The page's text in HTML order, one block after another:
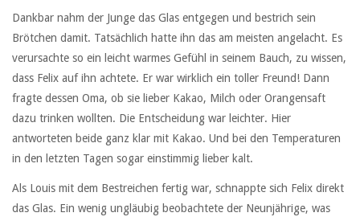
Dankbar nahm der Junge das Glas entgegen und bestrich sein
Brötchen damit. Tatsächlich hatte ihn das am meisten angelacht. Es
verursachte so ein leicht warmes Gefühl in seinem Bauch, zu wissen,
dass Felix auf ihn achtete. Er war wirklich ein toller Freund! Dann
fragte dessen Oma, ob sie lieber Kakao, Milch oder Orangensaft
dazu trinken wollten. Die Entscheidung war leichter. Hier
antworteten beide ganz klar mit Kakao. Und bei den Temperaturen
in den letzten Tagen sogar einstimmig lieber kalt.
Als Louis mit dem Bestreichen fertig war, schnappte sich Felix direkt
das Glas. Ein wenig ungläubig beobachtete der Neunjährige, was